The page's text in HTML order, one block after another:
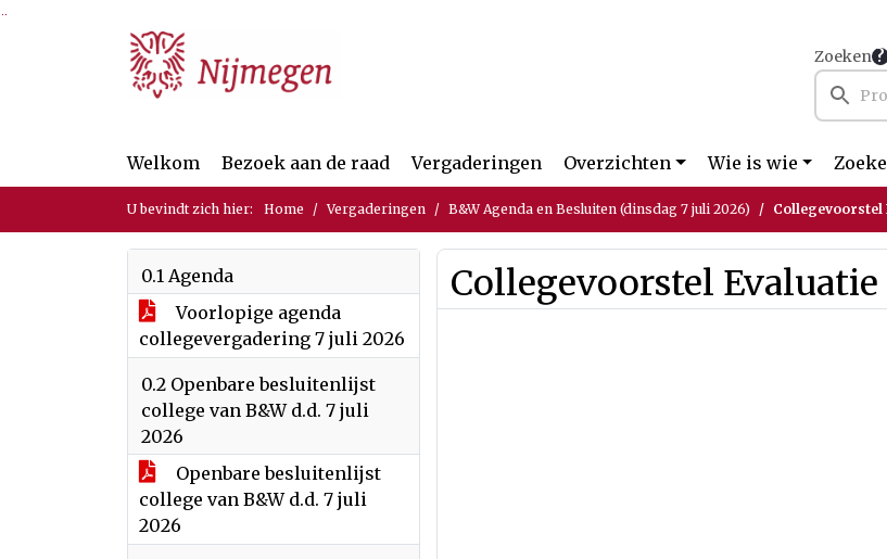
Ga naar de inhoud van deze pagina
Ga naar het zoeken
Ga naar het menu
Zoeken
Welkom Bezoek aan de raad Vergaderingen Overzichten Wie is wie
U bevindt zich hier: Home Vergaderingen B&W Agenda en Besluiten (dinsdag 7 juli 2026) Collegevoorstel
0.1 Agenda
Voorlopige agenda
collegevergadering 7 juli 2026
0.2 Openbare besluitenlijst
college van B&W d.d. 7 juli
2026
Openbare besluitenlijst
college van B&W d.d. 7 juli
2026
Collegevoorstel Evaluatie